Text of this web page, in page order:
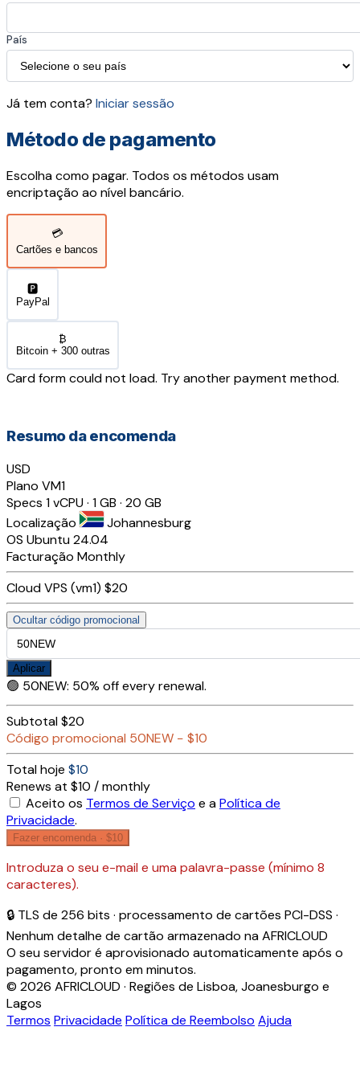
País
Já tem conta? Iniciar sessão
Método de pagamento
Escolha como pagar. Todos os métodos usam
encriptação ao nível bancário.
💳
Cartões e bancos
🅿️
PayPal
₿
Bitcoin + 300 outras
Card form could not load. Try another payment method.
Resumo da encomenda
USD
Plano VM1
Specs 1 vCPU · 1 GB · 20 GB
Localização
Johannesburg
OS Ubuntu 24.04
Facturação Monthly
Cloud VPS (vm1) $20
Ocultar código promocional
Aplicar
🟢 50NEW: 50% off every renewal.
Subtotal$20
Código promocional 50NEW − $10
Total hoje $10
Renews at $10 / monthly
Aceito os Termos de Serviço e aPolítica de
Privacidade.
Fazer encomenda · $10
Introduza o seu e-mail e uma palavra-passe (mínimo 8
caracteres).
🔒 TLS de 256 bits · processamento de cartões PCI-DSS ·
Nenhum detalhe de cartão armazenado na AFRICLOUD
O seu servidor é aprovisionado automaticamente após o
pagamento, pronto em minutos.
© 2026 AFRICLOUD · Regiões de Lisboa, Joanesburgo e
Lagos
Termos Privacidade Política de Reembolso Ajuda